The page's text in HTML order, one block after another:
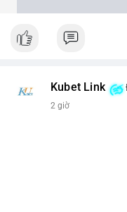
Kubet Link
2 giờ